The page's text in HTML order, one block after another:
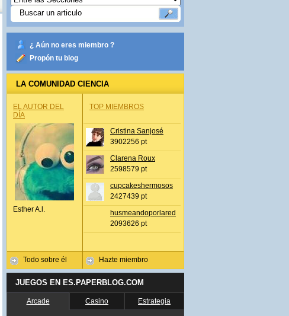
¿ Aún no eres miembro ?
Propón tu blog
LA COMUNIDAD CIENCIA
EL AUTOR DEL
DÍA
Esther A.l.
Todo sobre él
TOP MIEMBROS
Cristina Sanjosé
3902256 pt
Clarena Roux
2598579 pt
cupcakeshermosos
2427439 pt
husmeandoporlared
2093626 pt
Hazte miembro
JUEGOS EN ES.PAPERBLOG.COM
Arcade Casino Estrategia